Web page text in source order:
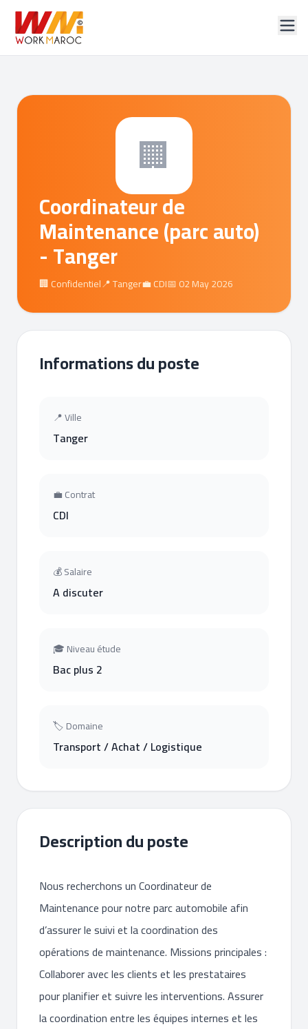
🏢
Coordinateur de
Maintenance (parc auto)
- Tanger
🏢 Confidentiel📍 Tanger💼 CDI📅 02 May 2026
Informations du poste
📍 Ville
Tanger
💼 Contrat
CDI
💰 Salaire
A discuter
🎓 Niveau étude
Bac plus 2
🏷 Domaine
Transport / Achat / Logistique
Description du poste
Nous recherchons un Coordinateur de
Maintenance pour notre parc automobile afin
d’assurer le suivi et la coordination des
opérations de maintenance. Missions principales :
Collaborer avec les clients et les prestataires
pour planifier et suivre les interventions. Assurer
la coordination entre les équipes internes et les